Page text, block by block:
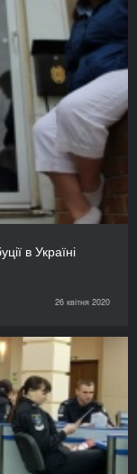
в Україні
26 квітня 2020